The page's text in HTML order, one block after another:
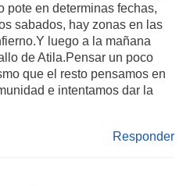
pote en determinas fechas,
sabados, hay zonas en las
luego a la mañana
de Atila.Pensar un poco
que el resto pensamos en
e intentamos dar la
Responder